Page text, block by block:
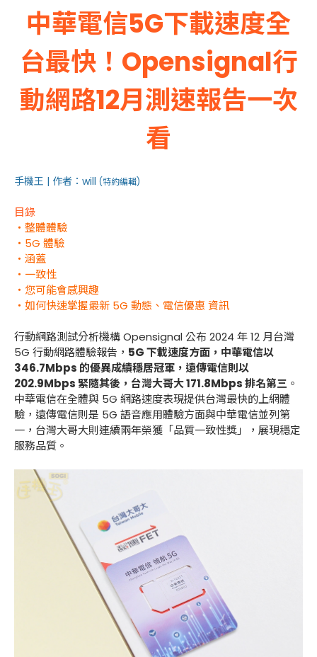
中華電信5G下載速度全
台最快！Opensignal行
動網路12月測速報告一次
看
手機王 | 作者：will (特約編輯)
目錄
・整體體驗
・5G 體驗
・涵蓋
・一致性
・您可能會感興趣
・如何快速掌握最新 5G 動態、電信優惠 資訊
行動網路測試分析機構 Opensignal 公布 2024 年 12 月台灣
5G 行動網路體驗報告， 5G 下載速度方面， 中華電信以
346.7Mbps 的優異成績穩居冠軍， 遠傳電信則以
202.9Mbps 緊隨其後， 台灣大哥大 171.8Mbps排名第三 。
中華電信在全體與 5G 網路速度表現提供台灣最快的上網體
驗，遠傳電信則是 5G 語音應用體驗方面與中華電信並列第
一，台灣大哥大則連續兩年榮獲「品質一致性獎」，展現穩定
服務品質。